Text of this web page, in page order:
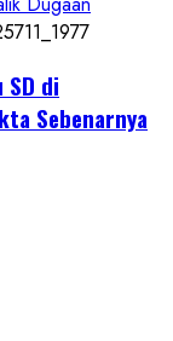
di
Sebenarnya